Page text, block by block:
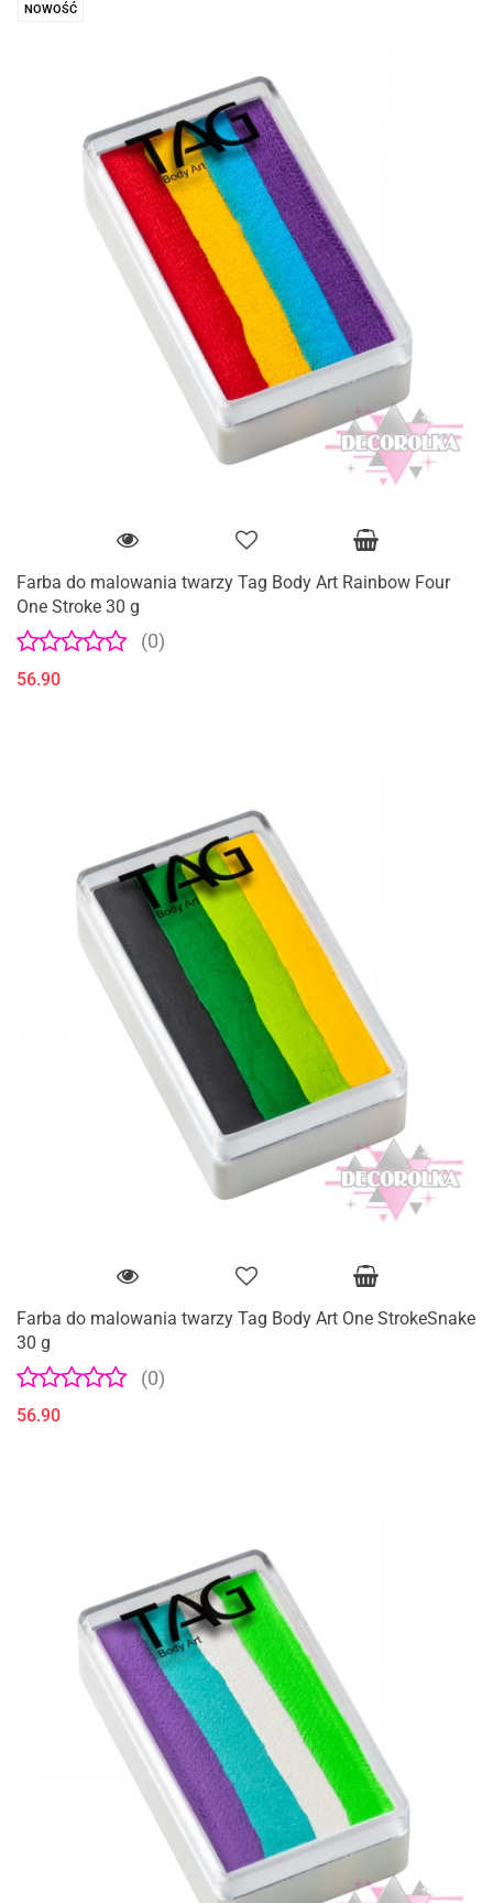
NOWOŚĆ
Farba do malowania twarzy Tag Body Art Rainbow Four
One Stroke 30 g
(0)
56.90
Farba do malowania twarzy Tag Body Art One StrokeSnake
30 g
(0)
56.90